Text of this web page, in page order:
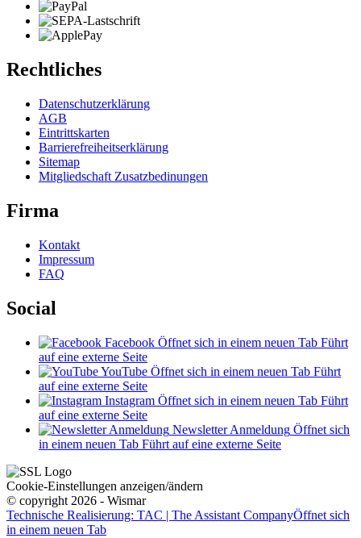
Rechtliches
Datenschutzerklärung
AGB
Eintrittskarten
Barrierefreiheitserklärung
Sitemap
Mitgliedschaft Zusatzbedinungen
Firma
Kontakt
Impressum
FAQ
Social
Facebook Öffnet sich in einem neuen Tab Führt
auf eine externe Seite
YouTube Öffnet sich in einem neuen Tab Führt
auf eine externe Seite
Instagram Öffnet sich in einem neuen Tab Führt
auf eine externe Seite
Newsletter Anmeldung Öffnet sich
in einem neuen Tab Führt auf eine externe Seite
Cookie-Einstellungen anzeigen/ändern
© copyright 2026 - Wismar
Technische Realisierung: TAC | The Assistant CompanyÖffnet sich
in einem neuen Tab